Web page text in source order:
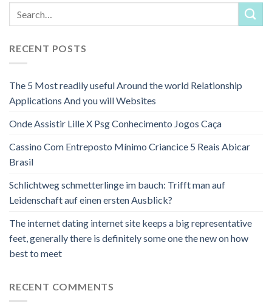
RECENT POSTS
The 5 Most readily useful Around the world Relationship
Applications And you will Websites
Onde Assistir Lille X Psg Conhecimento Jogos Caça
Cassino Com Entreposto Mínimo Criancice 5 Reais Abicar
Brasil
Schlichtweg schmetterlinge im bauch: Trifft man auf
Leidenschaft auf einen ersten Ausblick?
The internet dating internet site keeps a big representative
feet, generally there is definitely some one the new on how
best to meet
RECENT COMMENTS